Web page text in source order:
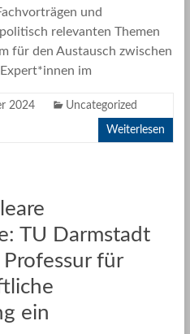
und
relevanten Themen
für den Austausch zwischen
im
2024 Uncategorized
Weiterlesen
TU Darmstadt
für
ein